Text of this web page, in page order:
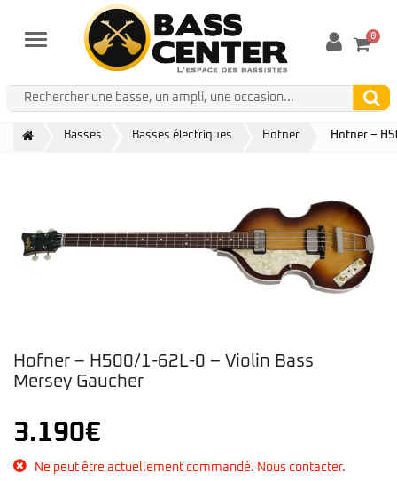
Menu 0
Basses Basses électriques Hofner Hofner –
Hofner – H500/1-62L-0 – Violin Bass
Mersey Gaucher
3.190€
Ne peut être actuellement commandé. Nous contacter.